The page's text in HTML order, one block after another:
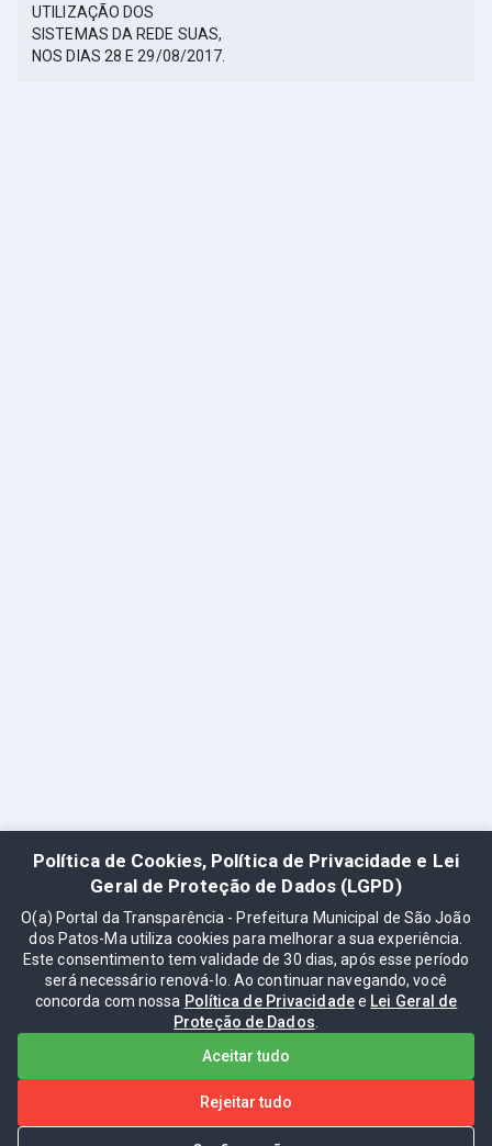
UTILIZAÇÃO DOS
SISTEMAS DA REDE SUAS,
NOS DIAS 28 E 29/08/2017.
Política de Cookies, Política de Privacidade e Lei
Geral de Proteção de Dados (LGPD)
O(a) Portal da Transparência - Prefeitura Municipal de São João
dos Patos-Ma utiliza cookies para melhorar a sua experiência.
Este consentimento tem validade de 30 dias, após esse período
será necessário renová-lo. Ao continuar navegando, você
concorda com nossa Política de Privacidadee Lei Geral de
Proteção de Dados
Aceitar tudo
Rejeitar tudo